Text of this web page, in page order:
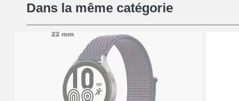
19,08 €
Chasse-Goupille Montre
4,90 €
Dans la même catégorie